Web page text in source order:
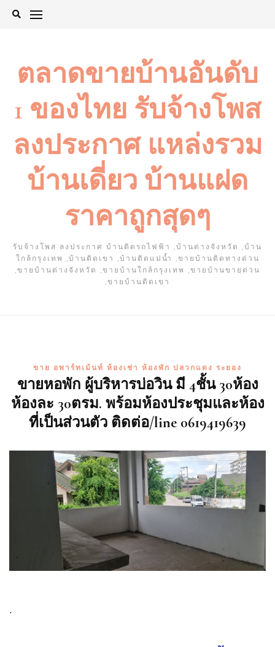
Skip
ตลาดขายบ้านอันดับ
1 ของไทย รับจ้างโพส
ลงประกาศ แหล่งรวม
บ้านเดี่ยว บ้านแฝด
ราคาถูกสุดๆ
รับจ้างโพส ลงประกาศ บ้านติดรถไฟฟ้า ,บ้านต่างจังหวัด ,บ้าน
ใกล้กรุงเทพ ,บ้านติดเขา ,บ้านติดแม่น้ำ ,ขายบ้านติดทางด่วน
,ขายบ้านต่างจังหวัด ,ขายบ้านใกล้กรุงเทพ ,ขายบ้านขายด่วน
,ขายบ้านติดเขา
ขาย อพาร์ทเม้นท์ ห้องเช่า ห้องพัก ปลวกแดง ระยอง
ขายหอพัก ผู้บริหารบ่อวิน มี 4ชั้น 30ห้อง
ห้องละ 30ตรม. พร้อมห้องประชุมและห้อง
ที่เป็นส่วนตัว ติดต่อ/line 0619419639
.